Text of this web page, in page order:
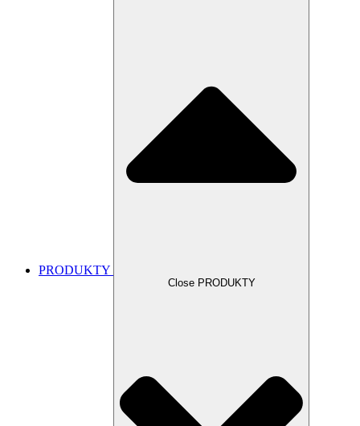
PRODUKTY
Close PRODUKTY